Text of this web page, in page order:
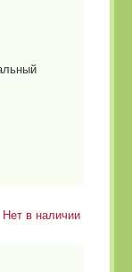
Нет в наличии